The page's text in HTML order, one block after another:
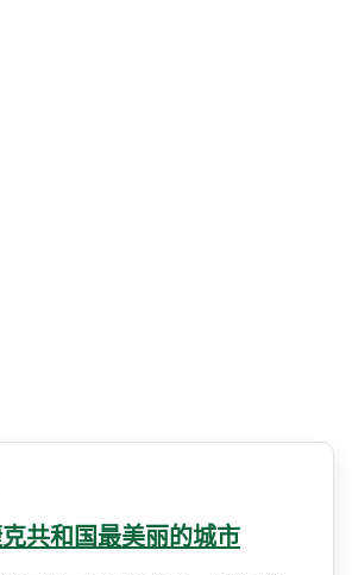
共和国最美丽的城市